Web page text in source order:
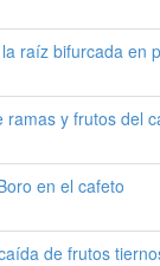
raíz bifurcada en
ramas y frutos del
en el cafeto
de frutos